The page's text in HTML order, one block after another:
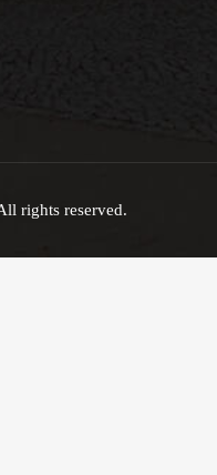
rights reserved.